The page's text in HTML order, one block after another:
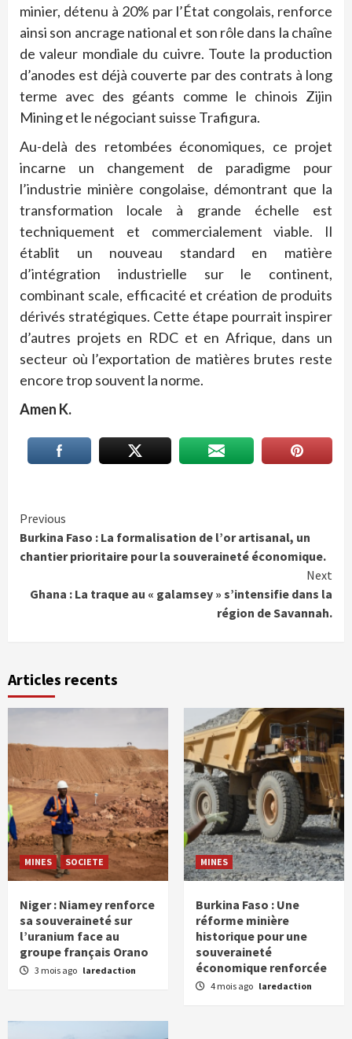
minier, détenu à 20% par l’État congolais, renforce
ainsi son ancrage national et son rôle dans la chaîne
de valeur mondiale du cuivre. Toute la production
d’anodes est déjà couverte par des contrats à long
terme avec des géants comme le chinois Zijin
Mining et le négociant suisse Trafigura.
Au-delà des retombées économiques, ce projet
incarne un changement de paradigme pour
l’industrie minière congolaise, démontrant que la
transformation locale à grande échelle est
techniquement et commercialement viable. Il
établit un nouveau standard en matière
d’intégration industrielle sur le continent,
combinant scale, efficacité et création de produits
dérivés stratégiques. Cette étape pourrait inspirer
d’autres projets en RDC et en Afrique, dans un
secteur où l’exportation de matières brutes reste
encore trop souvent la norme.
Amen K.
Continue
Reading
Previous
Burkina Faso : La formalisation de l’or artisanal, un
chantier prioritaire pour la souveraineté économique.
Next
Ghana : La traque au « galamsey » s’intensifie dans la
région de Savannah.
Articles recents
MINES SOCIETE
Niger : Niamey renforce
sa souveraineté sur
l’uranium face au
groupe français Orano
3 mois ago laredaction
MINES
Burkina Faso : Une
réforme minière
historique pour une
souveraineté
économique renforcée
4 mois ago laredaction